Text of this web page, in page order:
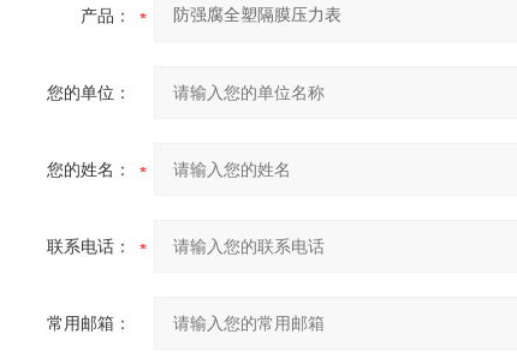
产品：
您的单位：
您的姓名：
联系电话：
常用邮箱：